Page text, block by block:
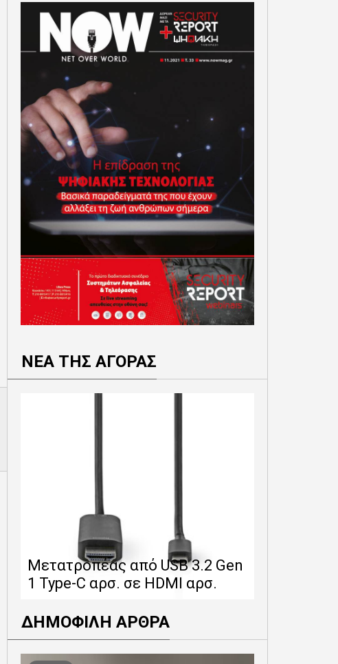
ΤΟ WHATSAPP ΘΑ
ΣΤΑΜΑΤΗΣΕΙ ΝΑ ΛΕΙΤΟΥΡΓΕΙ
ΣΕ IPHONE ΜΕ IOS 10 ΚΑΙ IOS
COMMUNITIES ΓΙΑ ΝΑ
ΒΕΛΤΙΩΣΕΙ ΤΙΣ ΟΜΑΔΙΚΕΣ
ΝΕΑ ΤΗΣ ΑΓΟΡΑΣ
Μετατροπέας από USB 3.2 Gen
1 Type-C αρσ. σε HDMI αρσ.
ΔΗΜΟΦΙΛΗ ΑΡΘΡΑ